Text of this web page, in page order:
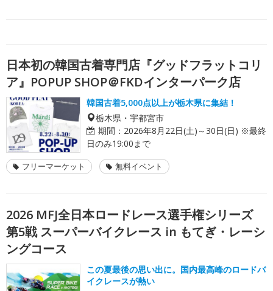
日本初の韓国古着専門店『グッドフラットコリ
ア』POPUP SHOP＠FKDインターパーク店
韓国古着5,000点以上が栃木県に集結！
栃木県・宇都宮市
期間： 2026年8月22日(土)～30日(日) ※最終
日のみ19:00まで
フリーマーケット 無料イベント
2026 MFJ全日本ロードレース選手権シリーズ
第5戦 スーパーバイクレース in もてぎ・レーシ
ングコース
この夏最後の思い出に。国内最高峰のロードバ
イクレースが熱い